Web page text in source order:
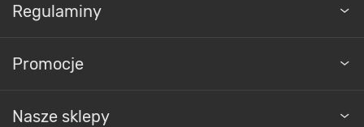
Regulaminy
Promocje
Nasze sklepy